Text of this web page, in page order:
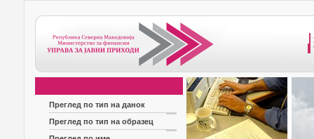
Преглед по тип на данок
Преглед по тип на образец